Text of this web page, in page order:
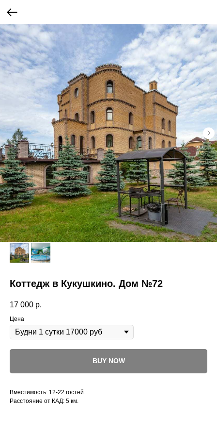
Коттедж в Кукушкино. Дом №72
17 000 р.
Цена
BUY NOW
Вместимость: 12-22 гостей.
Расстояние от КАД: 5 км.